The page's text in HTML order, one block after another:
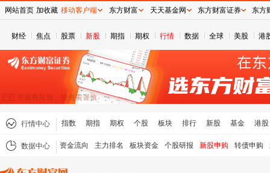
财经 焦点 股票 新股 期指 期权 行情 数据 全球 美股 港
行情中心 指数 期指 期权 个股 板块 排行 新股 基金 港股
数据中心 资金流向 主力排名 板块资金 个股研报 新股申购 转债申购
网站首页 加收藏 移动客户端 东方财富 天天基金网 东方财富证券 东方